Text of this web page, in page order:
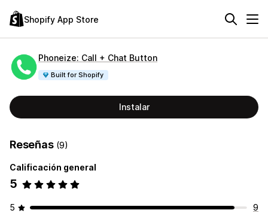
Shopify App Store
Phoneize: Call + Chat Button
Built for Shopify
Instalar
Reseñas (9)
Calificación general
5
5
9